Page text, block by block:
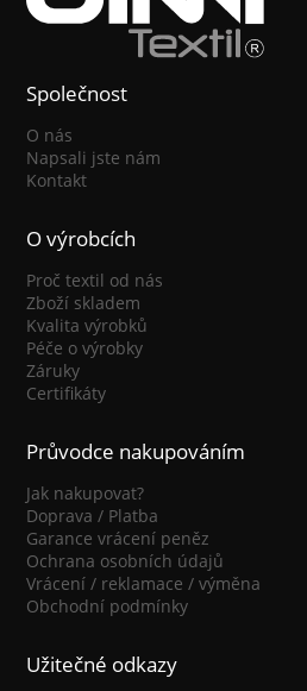
Společnost
O nás
Napsali jste nám
Kontakt
O výrobcích
Proč textil od nás
Zboží skladem
Kvalita výrobků
Péče o výrobky
Záruky
Certifikáty
Průvodce nakupováním
Jak nakupovat?
Doprava / Platba
Garance vrácení peněz
Ochrana osobních údajů
Vrácení / reklamace / výměna
Obchodní podmínky
Užitečné odkazy